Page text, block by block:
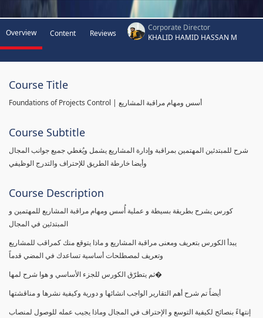
Overview Content Reviews
Corporate Director
KHALID HAMID HASSAN M
Course Title
Foundations of Projects Control | أسس ومهام مراقبة المشاريع
Course Subtitle
شرح للمبتدئين المهتمين بمراقبة وإدارة المشاريع يشمل ويُغطي جميع جوانب المجال
وأيضا خارطة الطريق للإحتراف والتدرج الوظيفي
Course Description
كورس يشرح بطريقة بسيطة و عملية أُسس ومهام مراقبة المشاريع للمهتمين و
المبتدئين في المجال
يبدأ الكورس بتعريف ومعنى مراقبة المشاريع و ماذا يتوقع منك كمراقب للمشاريع
وتعريف لمصطلحات أساسية تساعدك في المضي قدماً
ثم يتطرّق الكورس للجزء الأساسي و هوا شرح لمها�
أيضاً تم شرح أهم التقارير الواجب انشائها و دورية وكيفية نشرها و مناقشتها
إنتهاءً بنصائح لكيفية التوسع و الإحتراف في المجال وماذا يجيب عمله للوصول لمنصاب